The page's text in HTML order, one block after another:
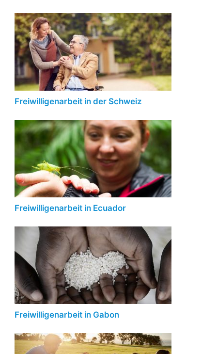
Freiwilligenarbeit in der Schweiz
Freiwilligenarbeit in Ecuador
Freiwilligenarbeit in Gabon